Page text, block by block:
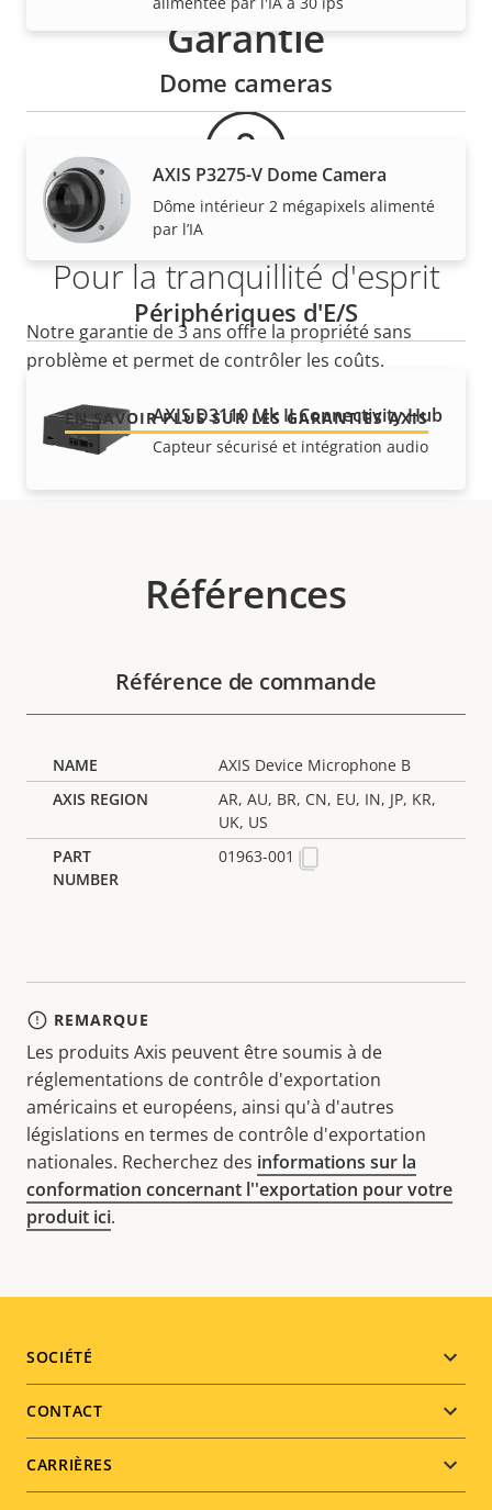
Dome cameras
AXIS P3275-V Dome Camera
Dôme intérieur 2 mégapixels alimenté
par l’IA
Périphériques d'E/S
AXIS D3110 Mk II Connectivity Hub
Capteur sécurisé et intégration audio
Garantie
Pour la tranquillité d'esprit
Notre garantie de 3 ans offre la propriété sans
problème et permet de contrôler les coûts.
EN SAVOIR PLUS SUR LES GARANTIES AXIS
Références
Référence de commande
AXIS Device Microphone B
AR, AU, BR, CN, EU, IN, JP, KR,
UK, US
01963-001
REMARQUE
Les produits Axis peuvent être soumis à de
réglementations de contrôle d'exportation
américains et européens, ainsi qu'à d'autres
législations en termes de contrôle d'exportation
nationales. Recherchez des informations sur la
conformation concernant l''exportation pour votre
produit ici.
Footer
menu
SOCIÉTÉ
CONTACT
CARRIÈRES